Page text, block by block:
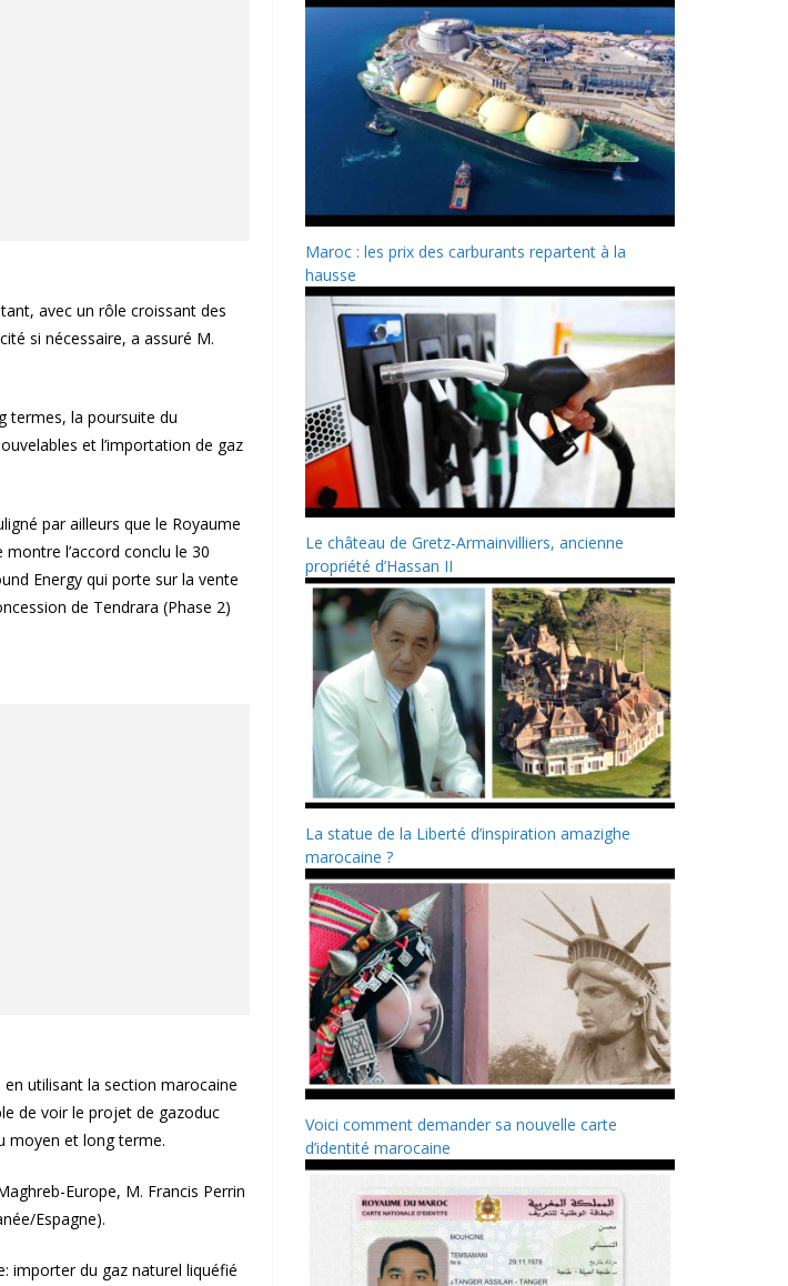
avec un rôle croissant des
si nécessaire, a assuré M.
termes, la poursuite du
et l’importation de gaz
par ailleurs que le Royaume
l’accord conclu le 30
Energy qui porte sur la vente
de Tendrara (Phase 2)
utilisant la section marocaine
de voir le projet de gazoduc
moyen et long terme.
Europe, M. Francis Perrin
Espagne).
importer du gaz naturel liquéfié
Maroc : les prix des carburants repartent à la
hausse
Le château de Gretz-Armainvilliers, ancienne
propriété d’Hassan II
La statue de la Liberté d’inspiration amazighe
marocaine ?
Voici comment demander sa nouvelle carte
d’identité marocaine